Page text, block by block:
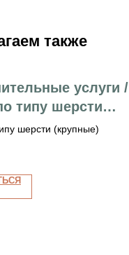
также
услуги /
типу шерсти
шерсти (крупные)